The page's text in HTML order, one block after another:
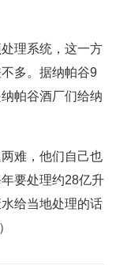
理系统，这一方
多。据纳帕谷9
帕谷酒厂们给纳
难，他们自己也
要处理约28亿升
给当地处理的话